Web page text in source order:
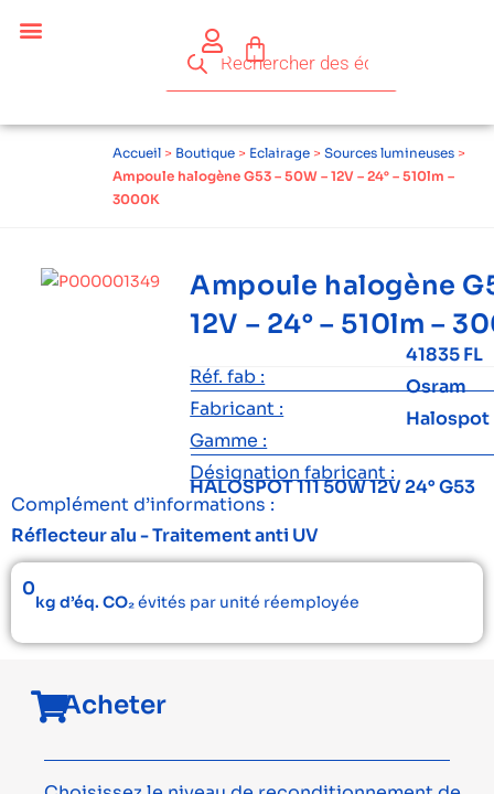
Accueil > Boutique > Eclairage > Sources lumineuses >
Ampoule halogène G53 – 50W – 12V – 24° – 510lm –
3000K
Ampoule halogène
12V – 24° – 510lm –
Réf. fab :
41835 FL
Fabricant :
Osram
Gamme :
Halospot
Désignation fabricant :
HALOSPOT 111 50W 12V 24° G53
Complément d’informations :
Réflecteur alu - Traitement anti UV
0
kg d’éq. CO₂évités par unité réemployée
Acheter